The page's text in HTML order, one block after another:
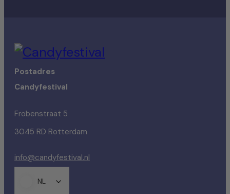
Postadres
Candyfestival
Frobenstraat 5
3045 RD Rotterdam
info@candyfestival.nl
NL